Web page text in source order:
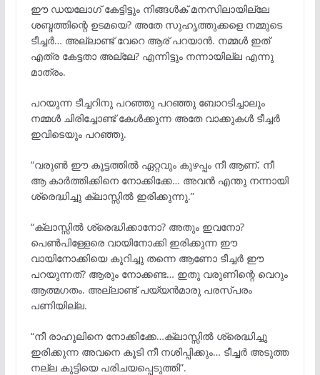
ഈ ഡയലോഗ് കേട്ടിട്ടും നിങ്ങൾക് മനസിലായില്ലേ
ശബ്ദത്തിന്റെ ഉടമയെ? അതേ സുഹൃത്തുക്കളെ നമ്മുടെ
ടീച്ചർ… അല്ലാണ്ട് വേറെ ആര് പറയാൻ. നമ്മൾ ഇത്
എത്ര കേട്ടതാ അല്ലേ? എന്നിട്ടും നന്നായില്ല എന്നു
മാത്രം.
പറയുന്ന ടീച്ചറിനു പറഞ്ഞു പറഞ്ഞു ബോറടിച്ചാലും
നമ്മൾ ചിരിച്ചോണ്ട് കേൾക്കുന്ന അതേ വാക്കുകൾ ടീച്ചർ
ഇവിടെയും പറഞ്ഞു.
“വരുൺ ഈ കൂട്ടത്തിൽ ഏറ്റവും കുഴപ്പം നീ ആണ്. നീ
ആ കാർത്തിക്കിനെ നോക്കിക്കേ… അവൻ എന്തു നന്നായി
ശ്രെദ്ധിച്ചു ക്ലാസ്സിൽ ഇരിക്കുന്നു.”
“ക്ലാസ്സിൽ ശ്രെദ്ധിക്കാനോ? അതും ഇവനോ?
പെൺപിള്ളേരെ വായിനോക്കി ഇരിക്കുന്ന ഈ
വായിനോക്കിയെ കുറിച്ചു തന്നെ ആണോ ടീച്ചർ ഈ
പറയുന്നത്? ആരും നോക്കണ്ട… ഇതു വരുണിന്റെ വെറും
ആത്മഗതം. അല്ലാണ്ട് പയ്യൻമാരു പരസ്പരം
പണിയില്ല.
“നീ രാഹുലിനെ നോക്കിക്കേ…ക്ലാസ്സിൽ ശ്രെദ്ധിച്ചു
ഇരിക്കുന്ന അവനെ കൂടി നീ നശിപ്പിക്കും… ടീച്ചർ അടുത്ത
നല്ല കുട്ടിയെ പരിചയപ്പെടുത്തി”.